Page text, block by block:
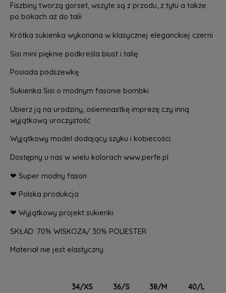
Fiszbiny tworzą gorset, wszyte są z przodu, z tyłu a także
po bokach aż do talii
Krótka sukienka wykonana w klasycznej eleganckiej czerni
Sisi mini pięknie podkreśla biust i talię
Posiada podszewkę
Sukienka Sisi o modnym fasonie bombki
Ubierz ją na urodziny, osiemnastkę imprezę czy inną
wyjątkową uroczystość
Wyjątkowy model dodający szyku i kobiecości.
Dostępny u nas w wielu kolorach www.perfe.pl
❤ Super modny fason
❤ Polska produkcja
❤ Wyjątkowy projekt sukienki
SKŁAD: 70% WISKOZA/ 30% POLIESTER
Materiał nie jest elastyczny
34/XS 36/S 38/M
40/L